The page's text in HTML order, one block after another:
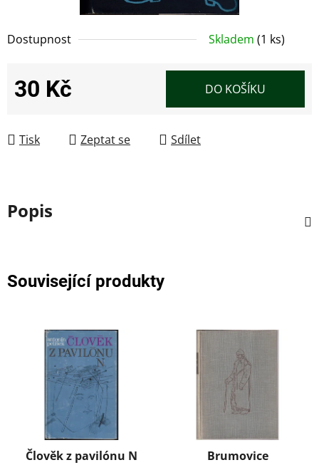
Dostupnost Skladem (1 ks)
30 Kč DO KOŠÍKU
Tisk Zeptat se Sdílet
Popis
Související produkty
Člověk z pavilónu N Brumovice